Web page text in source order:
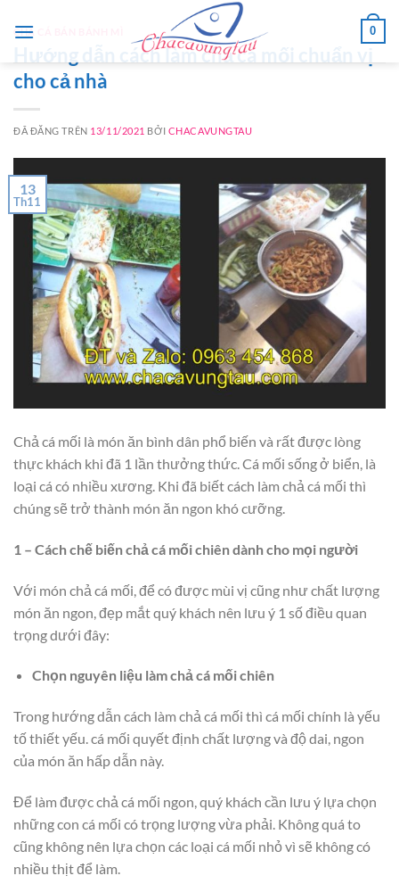
đến
dung
0
CHẢ CÁ BÁN BÁNH MÌ
Hướng dẫn cách làm chả cá mối chuẩn vị
cho cả nhà
ĐÃ ĐĂNG TRÊN 13/11/2021 BỞI CHACAVUNGTAU
13
Th11
Chả cá mối là món ăn bình dân phổ biến và rất được lòng
thực khách khi đã 1 lần thưởng thức. Cá mối sống ở biển, là
loại cá có nhiều xương. Khi đã biết cách làm chả cá mối thì
chúng sẽ trở thành món ăn ngon khó cưỡng.
1 – Cách chế biến chả cá mối chiên dành cho mọi người
Với món chả cá mối, để có được mùi vị cũng như chất lượng
món ăn ngon, đẹp mắt quý khách nên lưu ý 1 số điều quan
trọng dưới đây:
Chọn nguyên liệu làm chả cá mối chiên
Trong hướng dẫn cách làm chả cá mối thì cá mối chính là yếu
tố thiết yếu. cá mối quyết định chất lượng và độ dai, ngon
của món ăn hấp dẫn này.
Để làm được chả cá mối ngon, quý khách cần lưu ý lựa chọn
những con cá mối có trọng lượng vừa phải. Không quá to
cũng không nên lựa chọn các loại cá mối nhỏ vì sẽ không có
nhiều thịt để làm.